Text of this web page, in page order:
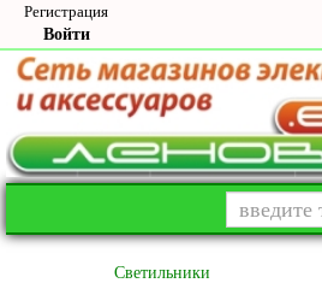
Регистрация
Войти
Cветильники